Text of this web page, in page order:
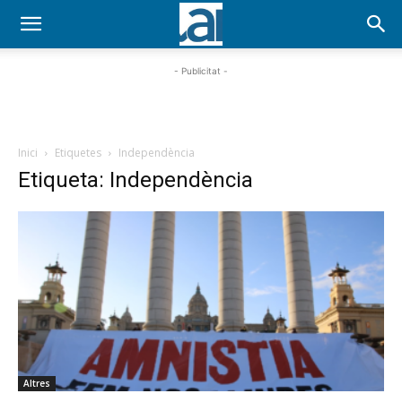
- Publicitat -
Inici Etiquetes Independència
Etiqueta: Independència
Altres